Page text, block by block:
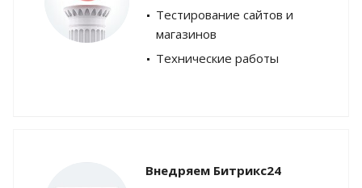
Тестирование сайтов и
магазинов
Технические работы
Внедряем Битрикс24